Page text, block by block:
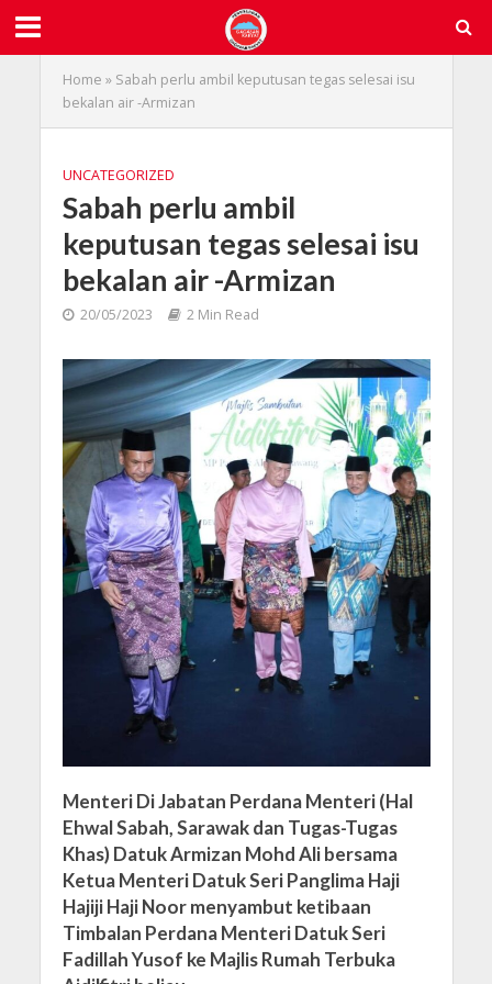
Home » Sabah perlu ambil keputusan tegas selesai isu
bekalan air -Armizan
UNCATEGORIZED
Sabah perlu ambil
keputusan tegas selesai isu
bekalan air -Armizan
20/05/2023 2 Min Read
Menteri Di Jabatan Perdana Menteri (Hal
Ehwal Sabah, Sarawak dan Tugas-Tugas
Khas) Datuk Armizan Mohd Ali bersama
Ketua Menteri Datuk Seri Panglima Haji
Hajiji Haji Noor menyambut ketibaan
Timbalan Perdana Menteri Datuk Seri
Fadillah Yusof ke Majlis Rumah Terbuka